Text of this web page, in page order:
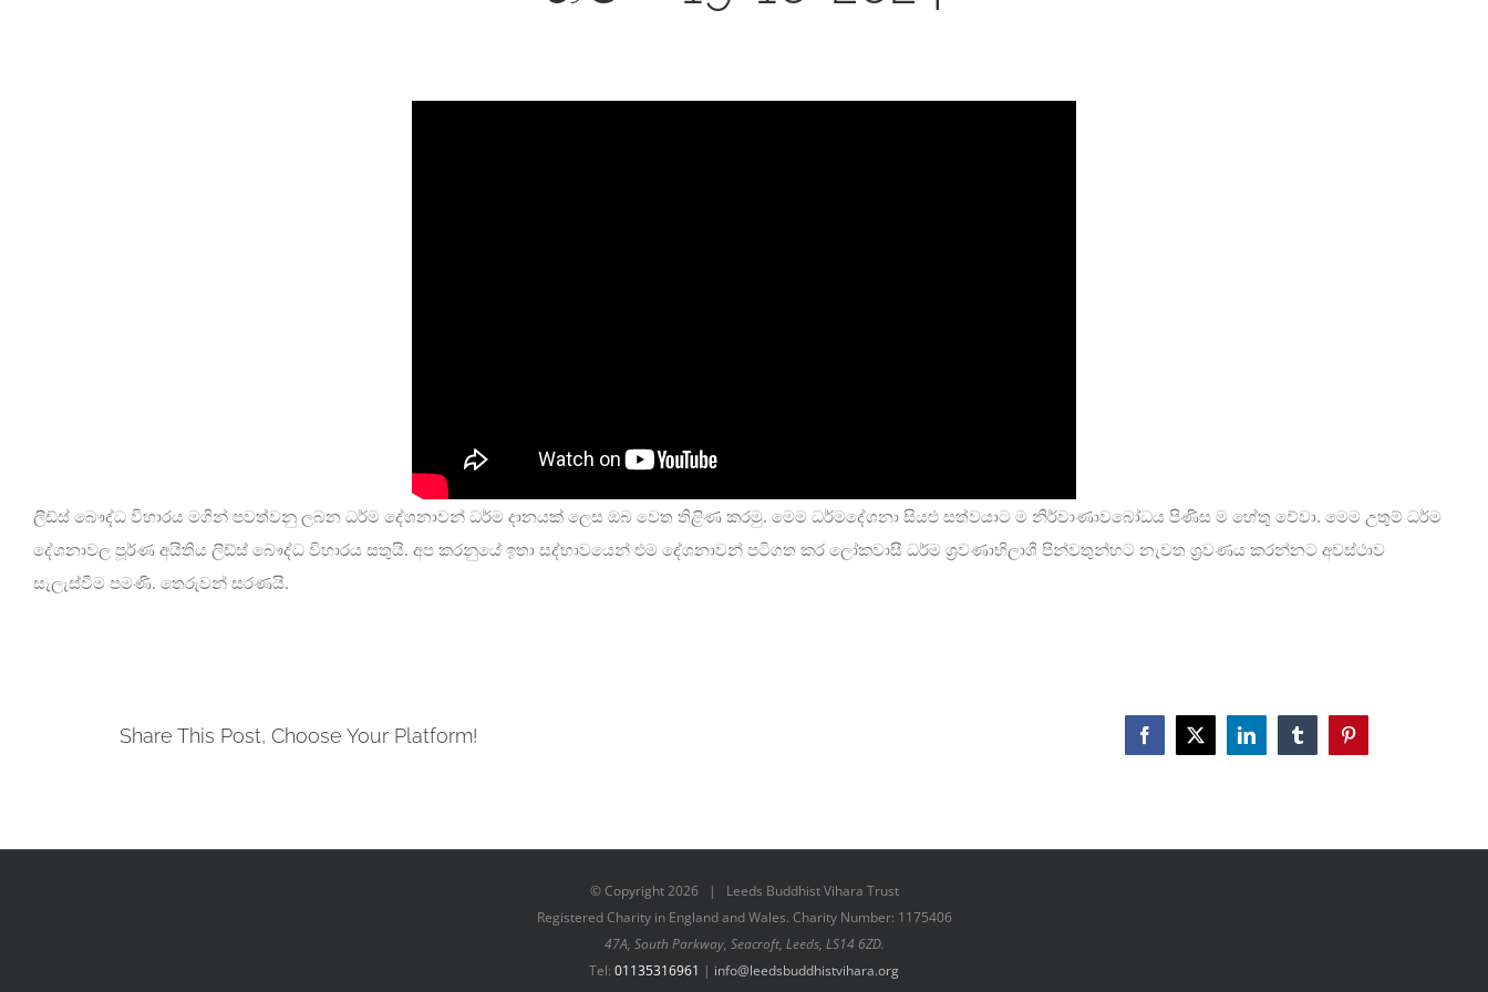
ලීඩ්ස් බෞද්ධ විහාරය මගින් පවත්වනු ලබන ධර්ම දේශනාවන් ධර්ම දානයක් ලෙස ඔබ වෙත තිළිණ කරමු. මෙම ධර්මදේශනා සියළු සත්වයාට ම නිර්වාණාවබෝධය පිණිස ම හේතු වේවා. මෙම උතුම් ධර්ම
දේශනාවල පූර්ණ අයිතිය ලීඩ්ස් බෞද්ධ විහාරය සතුයි. අප කරනුයේ ඉතා සද්භාවයෙන් එම දේශනාවන් පටිගත කර ලෝකවාසී ධර්ම ශ්‍රවණාභිලාශී පින්වතුන්හට නැවත ශ්‍රවණය කරන්නට අවස්ථාව
සැලැස්වීම පමණි. තෙරුවන් සරණයි.
Share This Post, Choose Your Platform! Facebook
X LinkedInTumblrPinterest
© Copyright2026 | Leeds Buddhist Vihara Trust
Registered Charity in England and Wales. Charity Number: 1175406
47A, South Parkway, Seacroft, Leeds, LS14 6ZD.
Tel: 01135316961 | info@leedsbuddhistvihara.org